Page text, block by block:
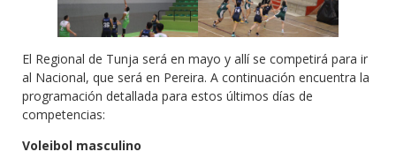
El Regional de Tunja será en mayo y allí se competirá para ir
al Nacional, que será en Pereira. A continuación encuentra la
programación detallada para estos últimos días de
competencias:
Voleibol masculino